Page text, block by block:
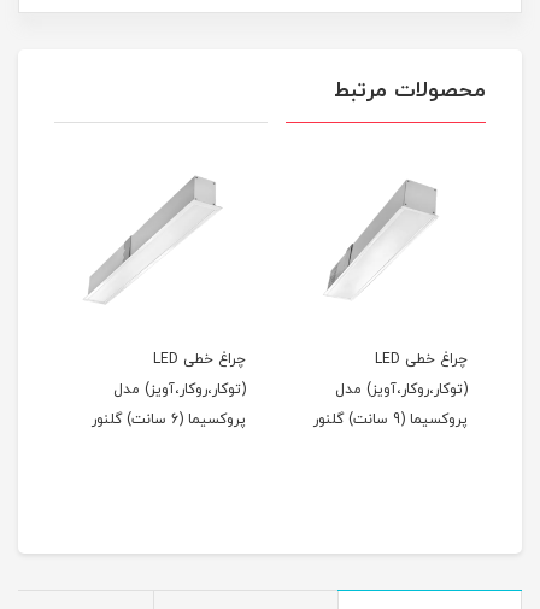
محصولات مرتبط
چراغ خطی LED
(توکار،روکار،آویز) مدل
پروکسیما (9 سانت) گلنور
چراغ خطی LED
(توکار،روکار،آویز) مدل
پروکسیما (6 سانت) گلنور